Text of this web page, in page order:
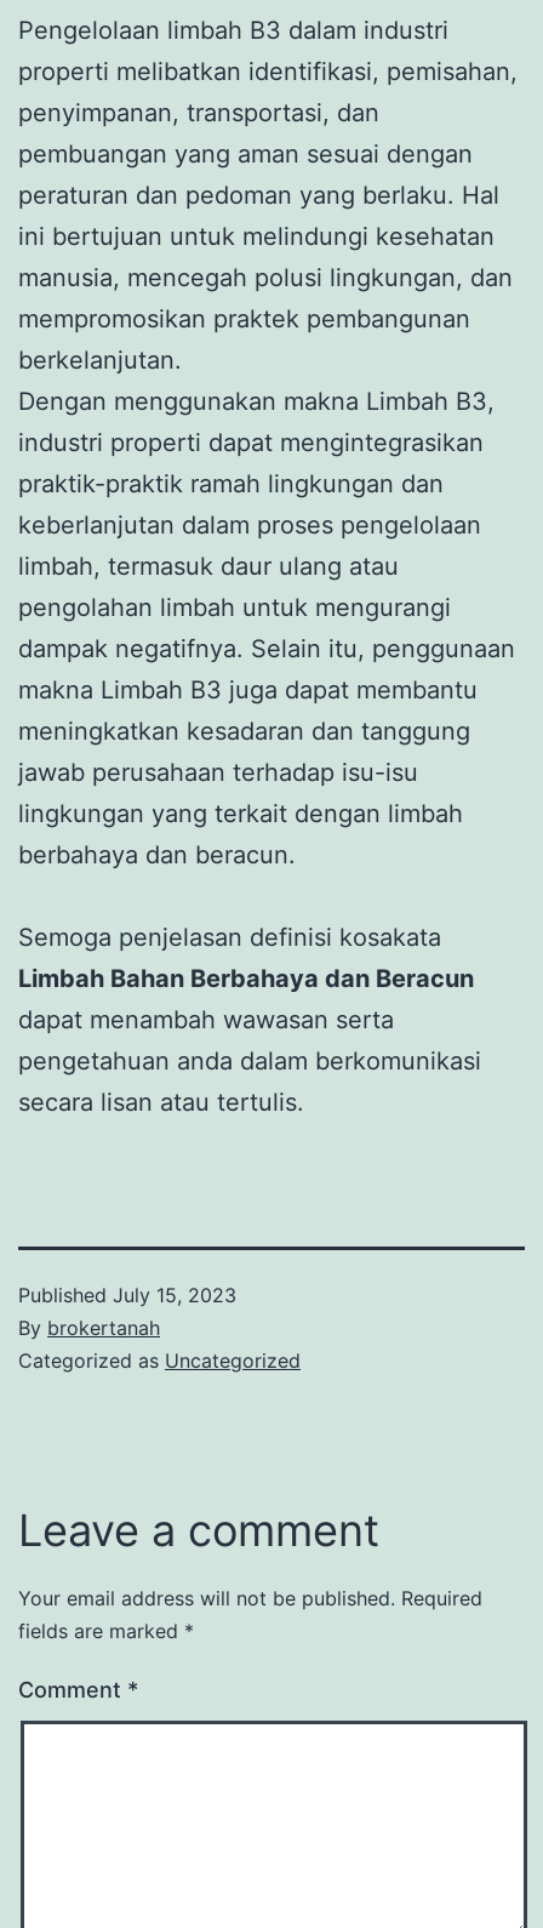
Pengelolaan limbah B3 dalam industri
properti melibatkan identifikasi, pemisahan,
penyimpanan, transportasi, dan
pembuangan yang aman sesuai dengan
peraturan dan pedoman yang berlaku. Hal
ini bertujuan untuk melindungi kesehatan
manusia, mencegah polusi lingkungan, dan
mempromosikan praktek pembangunan
berkelanjutan.
Dengan menggunakan makna Limbah B3,
industri properti dapat mengintegrasikan
praktik-praktik ramah lingkungan dan
keberlanjutan dalam proses pengelolaan
limbah, termasuk daur ulang atau
pengolahan limbah untuk mengurangi
dampak negatifnya. Selain itu, penggunaan
makna Limbah B3 juga dapat membantu
meningkatkan kesadaran dan tanggung
jawab perusahaan terhadap isu-isu
lingkungan yang terkait dengan limbah
berbahaya dan beracun.
Semoga penjelasan definisi kosakata
Limbah Bahan Berbahaya dan Beracun
dapat menambah wawasan serta
pengetahuan anda dalam berkomunikasi
secara lisan atau tertulis.
Published July 15, 2023
By brokertanah
Categorized as Uncategorized
Leave a comment
Your email address will not be published. Required
fields are marked *
Comment *